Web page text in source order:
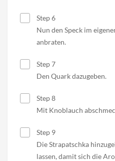
Step 6
Nun den Speck im
anbraten.
Step 7
Den Quark dazugeben.
Step 8
Mit Knoblauch
Step 9
Die Strapatschka
lassen, damit sich die